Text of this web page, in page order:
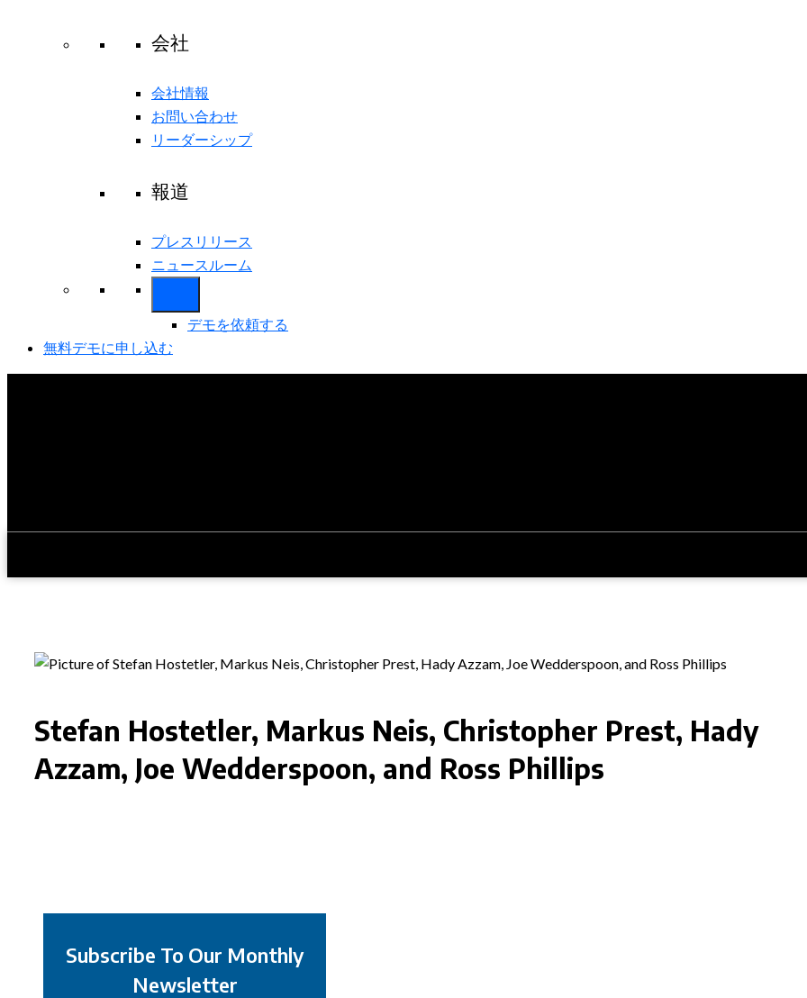
会社
会社情報
お問い合わせ
リーダーシップ
報道
プレスリリース
ニュースルーム
デモを依頼する
無料デモに申し込む
Stefan Hostetler, Markus Neis, Christopher Prest, Hady
Azzam, Joe Wedderspoon, and Ross Phillips
Subscribe To Our Monthly
Newsletter